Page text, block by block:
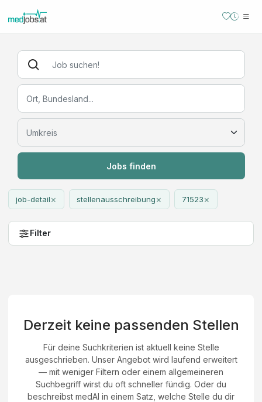
Jobs finden
job-detail× stellenausschreibung× 71523×
Filter
Derzeit keine passenden Stellen
Für deine Suchkriterien ist aktuell keine Stelle
ausgeschrieben. Unser Angebot wird laufend erweitert
— mit weniger Filtern oder einem allgemeineren
Suchbegriff wirst du oft schneller fündig. Oder du
beschreibst medAI in einem Satz, welche Stelle du dir